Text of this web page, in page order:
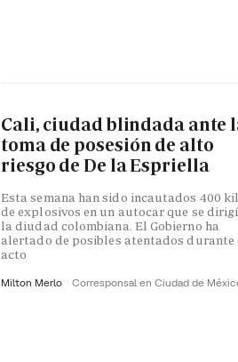
Cali, ciudad blindada ante
toma de posesión de alto
riesgo de De la Espriella
Esta semana han sido incautados 400
de explosivos en un autocar que se
la diudad colombiana. El Gobierno ha
alertado de posibles atentados durante
acto
Milton Merlo Corresponsal en Ciudad de